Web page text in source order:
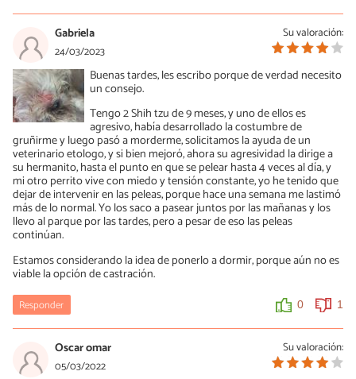
Su valoración:
Gabriela
24/03/2023
Buenas tardes, les escribo porque de verdad necesito
un consejo.
Tengo 2 Shih tzu de 9 meses, y uno de ellos es
agresivo, había desarrollado la costumbre de
gruñirme y luego pasó a morderme, solicitamos la ayuda de un
veterinario etologo, y si bien mejoró, ahora su agresividad la dirige a
su hermanito, hasta el punto en que se pelear hasta 4 veces al día, y
mi otro perrito vive con miedo y tensión constante, yo he tenido que
dejar de intervenir en las peleas, porque hace una semana me lastimó
más de lo normal. Yo los saco a pasear juntos por las mañanas y los
llevo al parque por las tardes, pero a pesar de eso las peleas
continúan.
Estamos considerando la idea de ponerlo a dormir, porque aún no es
viable la opción de castración.
Responder 0 1
Su valoración:
Oscar omar
05/03/2022